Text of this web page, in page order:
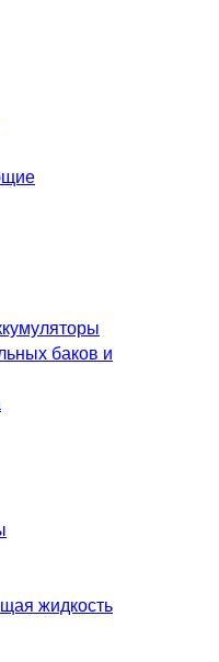
баков и
жидкость